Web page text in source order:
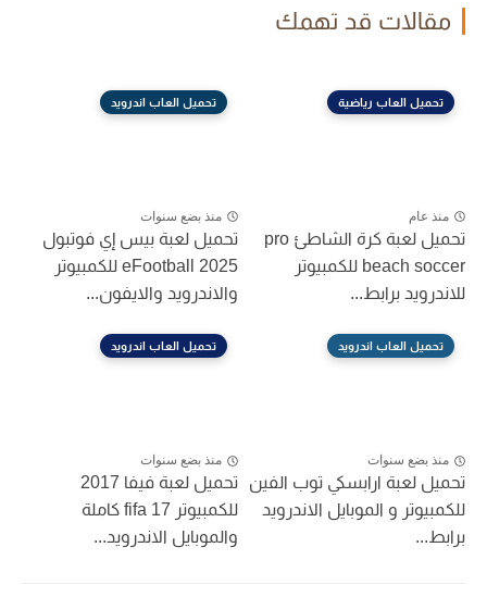
مقالات قد تهمك
تحميل العاب رياضية
منذ عام
تحميل لعبة كرة الشاطئ pro
beach soccer للكمبيوتر
للاندرويد برابط...
تحميل العاب اندرويد
منذ بضع سنوات
تحميل لعبة بيس إي فوتبول
eFootball 2025 للكمبيوتر
والاندرويد والايفون...
تحميل العاب اندرويد
منذ بضع سنوات
تحميل لعبة ارابسكي توب الفين
للكمبيوتر و الموبايل الاندرويد
برابط...
تحميل العاب اندرويد
منذ بضع سنوات
تحميل لعبة فيفا 2017
للكمبيوتر fifa 17 كاملة
والموبايل الاندرويد...